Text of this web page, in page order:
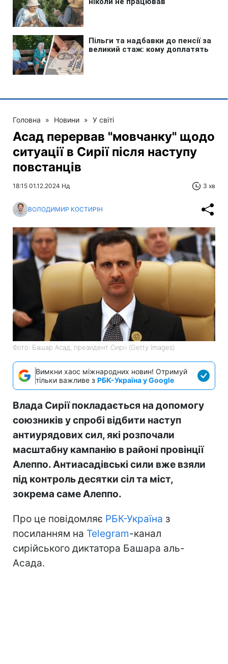
Головна » Новини » У світі
Асад перервав "мовчанку" щодо
ситуації в Сирії після наступу
повстанців
18:15 01.12.2024 Нд 3 хв
ВОЛОДИМИР КОСТИРІН
Фото: Башар Асад, президент Сирії (Getty Images)
Вимкни хаос міжнародних новин! Отримуй
тільки важливе з РБК-Україна у Google
Влада Сирії покладається на допомогу
союзників у спробі відбити наступ
антиурядових сил, які розпочали
масштабну кампанію в районі провінції
Алеппо. Антиасадівські сили вже взяли
під контроль десятки сіл та міст,
зокрема саме Алеппо.
Про це повідомляє РБК-Україна з
посиланням на Telegram-канал
сирійського диктатора Башара аль-
Асада.